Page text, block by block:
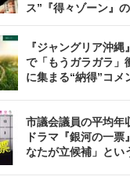
ス”『得々ゾーン』
『ジャングリア沖縄
で「もうガラガラ」
に集まる“納得”コメ
市議会議員の平均年
ドラマ『銀河の一票
なたが立候補」とい